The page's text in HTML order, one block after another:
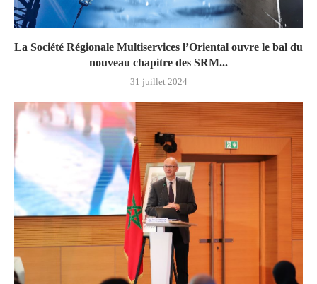
La Société Régionale Multiservices l’Oriental ouvre le bal du
nouveau chapitre des SRM...
31 juillet 2024